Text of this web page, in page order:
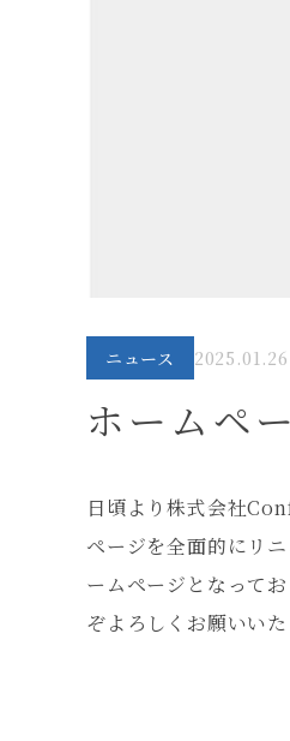
ニュース 2025.01.26
ホームペ
日頃より株式会社
ページを全面的にリ
ームページとなって
ぞよろしくお願いいた